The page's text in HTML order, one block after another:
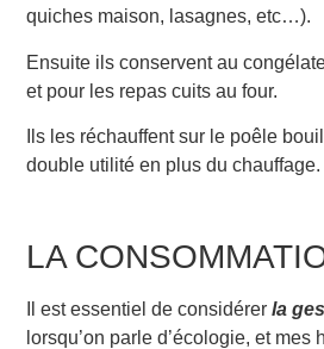
quiches maison, lasagnes, etc…).
Ensuite ils conservent au
et pour les repas cuits au four.
Ils les réchauffent sur le poêle
double utilité en plus du chauffage.
LA
Il est essentiel de considérerla
lorsqu’on parle d’écologie, et mes